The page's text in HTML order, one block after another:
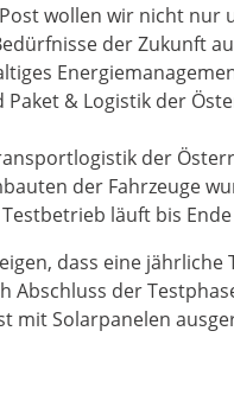
wollen wir nicht
der Zukunft
& Logistik der
der
der Fahrzeuge
läuft bis Ende
dass eine
Abschluss der
mit Solarpanelen